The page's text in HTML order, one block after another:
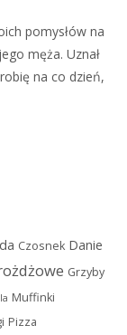
pomysłów na
męża. Uznał
na co dzień,
Czosnek Danie
Grzyby
Muffinki
Pizza